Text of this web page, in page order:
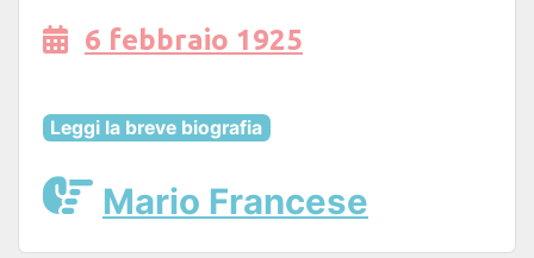
6 febbraio 1925
Leggi la breve biografia
Mario Francese